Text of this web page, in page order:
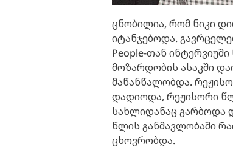
ცნობილია, რომ ნიკი
იტანჯებოდა.
People-თან
მოზარდობის ასაკში
მაწანწალობდა.
დადიოდა, რეჟისორი
სახლიდანაც გარბოდა
წლის განმავლობაში
ცხოვრობდა.